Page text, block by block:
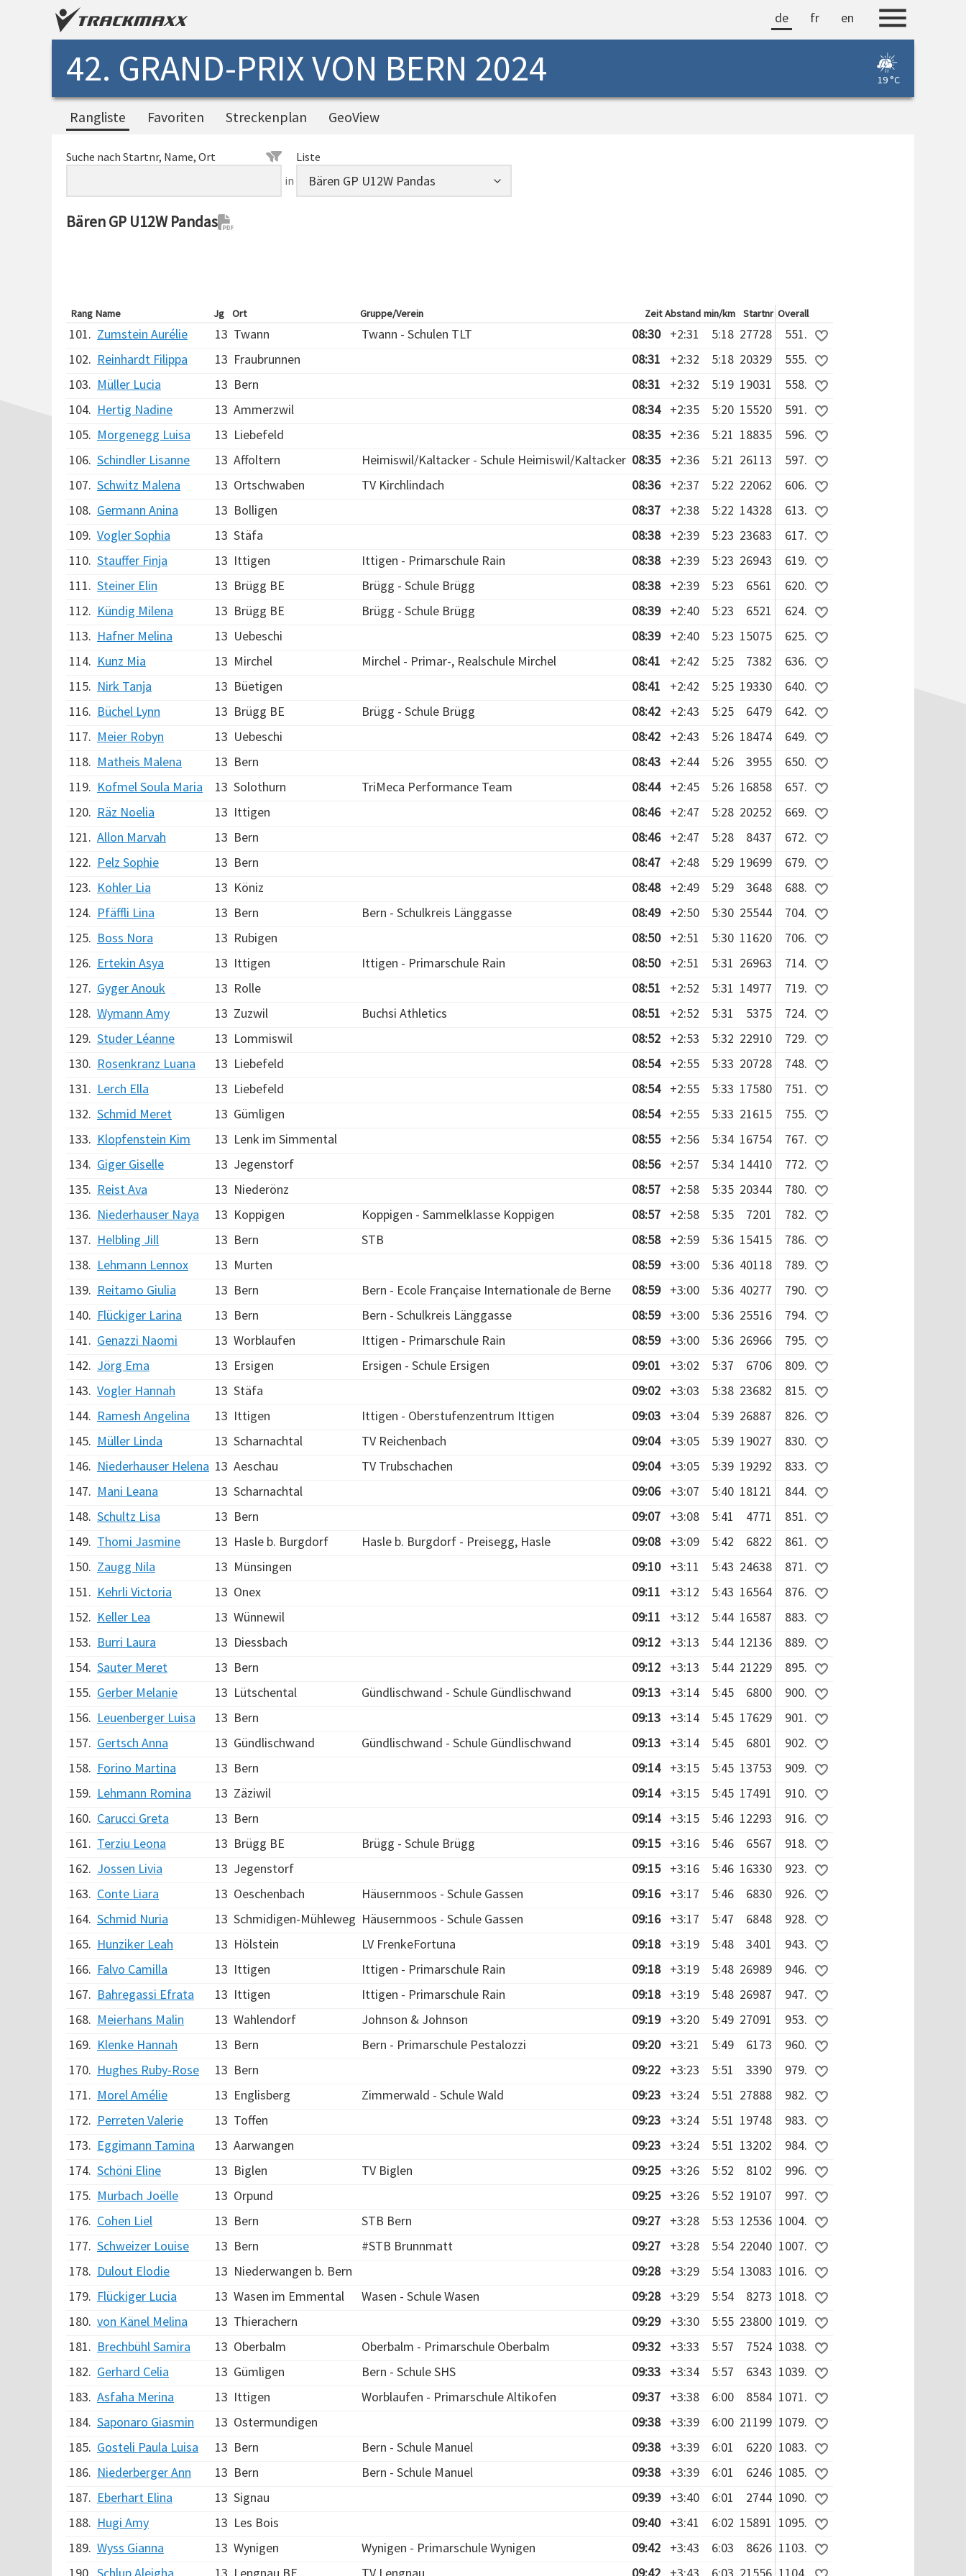
de fr en
42. GRAND-PRIX VON BERN 2024 19 °C
Rangliste Favoriten Streckenplan GeoView
Suche nach Startnr, Name, Ort
in
Liste
Bären GP U12W Pandas
Rang Name Jg Ort Gruppe/Verein Zeit Abstand min/km Startnr Overall
101. Zumstein Aurélie 13 Twann Twann - Schulen TLT 08:30 +2:31 5:18 27728
551.
102. Reinhardt Filippa 13 Fraubrunnen 08:31 +2:32 5:18 20329
555.
103. Müller Lucia 13 Bern 08:31 +2:32 5:19 19031
558.
104. Hertig Nadine 13 Ammerzwil 08:34 +2:35 5:20 15520
591.
105. Morgenegg Luisa 13 Liebefeld 08:35 +2:36 5:21 18835
596.
106. Schindler Lisanne 13 Affoltern Heimiswil/Kaltacker - Schule Heimiswil/Kaltacker 08:35 +2:36 5:21 26113
597.
107. Schwitz Malena 13 Ortschwaben TV Kirchlindach 08:36 +2:37 5:22 22062
606.
108. Germann Anina 13 Bolligen 08:37 +2:38 5:22 14328
613.
109. Vogler Sophia 13 Stäfa 08:38 +2:39 5:23 23683
617.
110. Stauffer Finja 13 Ittigen Ittigen - Primarschule Rain 08:38 +2:39 5:23 26943
619.
111. Steiner Elin 13 Brügg BE Brügg - Schule Brügg 08:38 +2:39 5:23 6561
620.
112. Kündig Milena 13 Brügg BE Brügg - Schule Brügg 08:39 +2:40 5:23 6521
624.
113. Hafner Melina 13 Uebeschi 08:39 +2:40 5:23 15075
625.
114. Kunz Mia 13 Mirchel Mirchel - Primar-, Realschule Mirchel 08:41 +2:42 5:25 7382
636.
115. Nirk Tanja 13 Büetigen 08:41 +2:42 5:25 19330
640.
116. Büchel Lynn 13 Brügg BE Brügg - Schule Brügg 08:42 +2:43 5:25 6479
642.
117. Meier Robyn 13 Uebeschi 08:42 +2:43 5:26 18474
649.
118. Matheis Malena 13 Bern 08:43 +2:44 5:26 3955
650.
119. Kofmel Soula Maria 13 Solothurn TriMeca Performance Team 08:44 +2:45 5:26 16858
657.
120. Räz Noelia 13 Ittigen 08:46 +2:47 5:28 20252
669.
121. Allon Marvah 13 Bern 08:46 +2:47 5:28 8437
672.
122. Pelz Sophie 13 Bern 08:47 +2:48 5:29 19699
679.
123. Kohler Lia 13 Köniz 08:48 +2:49 5:29 3648
688.
124. Pfäffli Lina 13 Bern Bern - Schulkreis Länggasse 08:49 +2:50 5:30 25544
704.
125. Boss Nora 13 Rubigen 08:50 +2:51 5:30 11620
706.
126. Ertekin Asya 13 Ittigen Ittigen - Primarschule Rain 08:50 +2:51 5:31 26963
714.
127. Gyger Anouk 13 Rolle 08:51 +2:52 5:31 14977
719.
128. Wymann Amy 13 Zuzwil Buchsi Athletics 08:51 +2:52 5:31 5375
724.
129. Studer Léanne 13 Lommiswil 08:52 +2:53 5:32 22910
729.
130. Rosenkranz Luana 13 Liebefeld 08:54 +2:55 5:33 20728
748.
131. Lerch Ella 13 Liebefeld 08:54 +2:55 5:33 17580
751.
132. Schmid Meret 13 Gümligen 08:54 +2:55 5:33 21615
755.
133. Klopfenstein Kim 13 Lenk im Simmental 08:55 +2:56 5:34 16754
767.
134. Giger Giselle 13 Jegenstorf 08:56 +2:57 5:34 14410
772.
135. Reist Ava 13 Niederönz 08:57 +2:58 5:35 20344
780.
136. Niederhauser Naya 13 Koppigen Koppigen - Sammelklasse Koppigen 08:57 +2:58 5:35 7201
782.
137. Helbling Jill 13 Bern STB 08:58 +2:59 5:36 15415
786.
138. Lehmann Lennox 13 Murten 08:59 +3:00 5:36 40118
789.
139. Reitamo Giulia 13 Bern Bern - Ecole Française Internationale de Berne 08:59 +3:00 5:36 40277
790.
140. Flückiger Larina 13 Bern Bern - Schulkreis Länggasse 08:59 +3:00 5:36 25516
794.
141. Genazzi Naomi 13 Worblaufen Ittigen - Primarschule Rain 08:59 +3:00 5:36 26966
795.
142. Jörg Ema 13 Ersigen Ersigen - Schule Ersigen 09:01 +3:02 5:37 6706
809.
143. Vogler Hannah 13 Stäfa 09:02 +3:03 5:38 23682
815.
144. Ramesh Angelina 13 Ittigen Ittigen - Oberstufenzentrum Ittigen 09:03 +3:04 5:39 26887
826.
145. Müller Linda 13 Scharnachtal TV Reichenbach 09:04 +3:05 5:39 19027
830.
146. Niederhauser Helena 13 Aeschau TV Trubschachen 09:04 +3:05 5:39 19292
833.
147. Mani Leana 13 Scharnachtal 09:06 +3:07 5:40 18121
844.
148. Schultz Lisa 13 Bern 09:07 +3:08 5:41 4771
851.
149. Thomi Jasmine 13 Hasle b. Burgdorf Hasle b. Burgdorf - Preisegg, Hasle 09:08 +3:09 5:42 6822
861.
150. Zaugg Nila 13 Münsingen 09:10 +3:11 5:43 24638
871.
151. Kehrli Victoria 13 Onex 09:11 +3:12 5:43 16564
876.
152. Keller Lea 13 Wünnewil 09:11 +3:12 5:44 16587
883.
153. Burri Laura 13 Diessbach 09:12 +3:13 5:44 12136
889.
154. Sauter Meret 13 Bern 09:12 +3:13 5:44 21229
895.
155. Gerber Melanie 13 Lütschental Gündlischwand - Schule Gündlischwand 09:13 +3:14 5:45 6800
900.
156. Leuenberger Luisa 13 Bern 09:13 +3:14 5:45 17629
901.
157. Gertsch Anna 13 Gündlischwand Gündlischwand - Schule Gündlischwand 09:13 +3:14 5:45 6801
902.
158. Forino Martina 13 Bern 09:14 +3:15 5:45 13753
909.
159. Lehmann Romina 13 Zäziwil 09:14 +3:15 5:45 17491
910.
160. Carucci Greta 13 Bern 09:14 +3:15 5:46 12293
916.
161. Terziu Leona 13 Brügg BE Brügg - Schule Brügg 09:15 +3:16 5:46 6567
918.
162. Jossen Livia 13 Jegenstorf 09:15 +3:16 5:46 16330
923.
163. Conte Liara 13 Oeschenbach Häusernmoos - Schule Gassen 09:16 +3:17 5:46 6830
926.
164. Schmid Nuria 13 Schmidigen-Mühleweg Häusernmoos - Schule Gassen 09:16 +3:17 5:47 6848
928.
165. Hunziker Leah 13 Hölstein LV FrenkeFortuna 09:18 +3:19 5:48 3401
943.
166. Falvo Camilla 13 Ittigen Ittigen - Primarschule Rain 09:18 +3:19 5:48 26989
946.
167. Bahregassi Efrata 13 Ittigen Ittigen - Primarschule Rain 09:18 +3:19 5:48 26987
947.
168. Meierhans Malin 13 Wahlendorf Johnson & Johnson 09:19 +3:20 5:49 27091
953.
169. Klenke Hannah 13 Bern Bern - Primarschule Pestalozzi 09:20 +3:21 5:49 6173
960.
170. Hughes Ruby-Rose 13 Bern 09:22 +3:23 5:51 3390
979.
171. Morel Amélie 13 Englisberg Zimmerwald - Schule Wald 09:23 +3:24 5:51 27888
982.
172. Perreten Valerie 13 Toffen 09:23 +3:24 5:51 19748
983.
173. Eggimann Tamina 13 Aarwangen 09:23 +3:24 5:51 13202
984.
174. Schöni Eline 13 Biglen TV Biglen 09:25 +3:26 5:52 8102
996.
175. Murbach Joëlle 13 Orpund 09:25 +3:26 5:52 19107
997.
176. Cohen Liel 13 Bern STB Bern 09:27 +3:28 5:53 12536 1004.
177. Schweizer Louise 13 Bern #STB Brunnmatt 09:27 +3:28 5:54 22040 1007.
178. Dulout Elodie 13 Niederwangen b. Bern 09:28 +3:29 5:54 13083 1016.
179. Flückiger Lucia 13 Wasen im Emmental Wasen - Schule Wasen 09:28 +3:29 5:54 8273 1018.
180. von Känel Melina 13 Thierachern 09:29 +3:30 5:55 23800 1019.
181. Brechbühl Samira 13 Oberbalm Oberbalm - Primarschule Oberbalm 09:32 +3:33 5:57 7524 1038.
182. Gerhard Celia 13 Gümligen Bern - Schule SHS 09:33 +3:34 5:57 6343 1039.
183. Asfaha Merina 13 Ittigen Worblaufen - Primarschule Altikofen 09:37 +3:38 6:00 8584 1071.
184. Saponaro Giasmin 13 Ostermundigen 09:38 +3:39 6:00 21199 1079.
185. Gosteli Paula Luisa 13 Bern Bern - Schule Manuel 09:38 +3:39 6:01 6220 1083.
186. Niederberger Ann 13 Bern Bern - Schule Manuel 09:38 +3:39 6:01 6246 1085.
187. Eberhart Elina 13 Signau 09:39 +3:40 6:01 2744 1090.
188. Hugi Amy 13 Les Bois 09:40 +3:41 6:02 15891 1095.
189. Wyss Gianna 13 Wynigen Wynigen - Primarschule Wynigen 09:42 +3:43 6:03 8626 1103.